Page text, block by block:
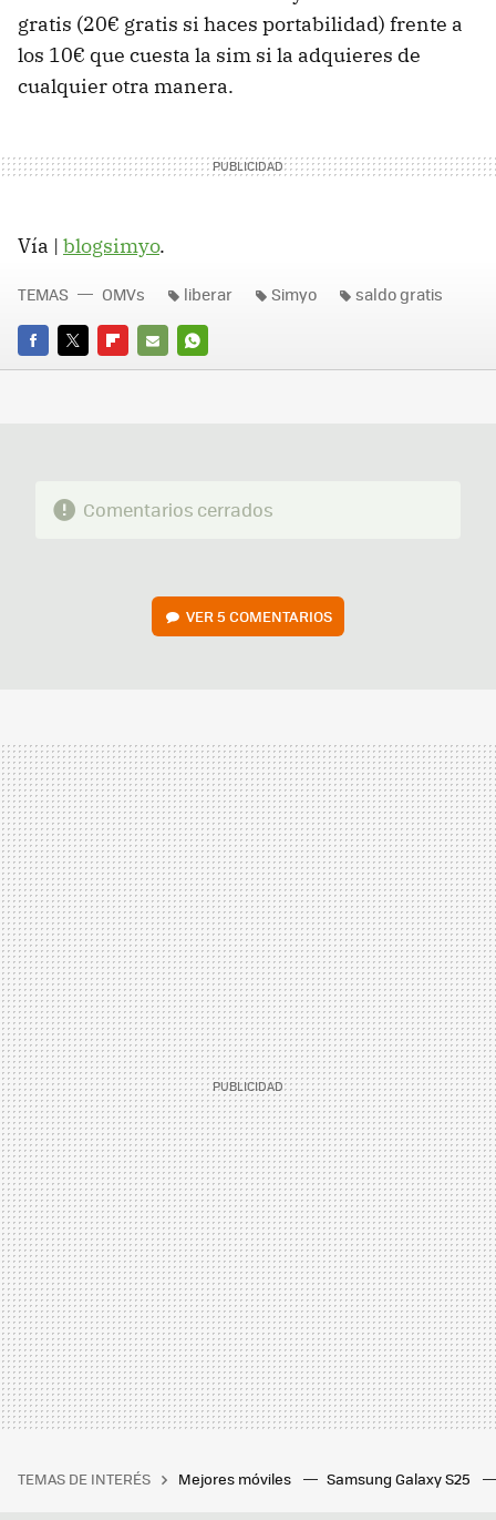
gratis (20€ gratis si haces portabilidad) frente a
los 10€ que cuesta la sim si la adquieres de
cualquier otra manera.
Vía | blogsimyo.
FACEBOOK
TWITTERFLIPBOARD
E-
WHATSAPP
TEMAS OMVs liberar Simyo saldo gratis
Comentarios cerrados
VER5 COMENTARIOS
TEMAS DE INTERÉS Mejores móviles Samsung Galaxy S25